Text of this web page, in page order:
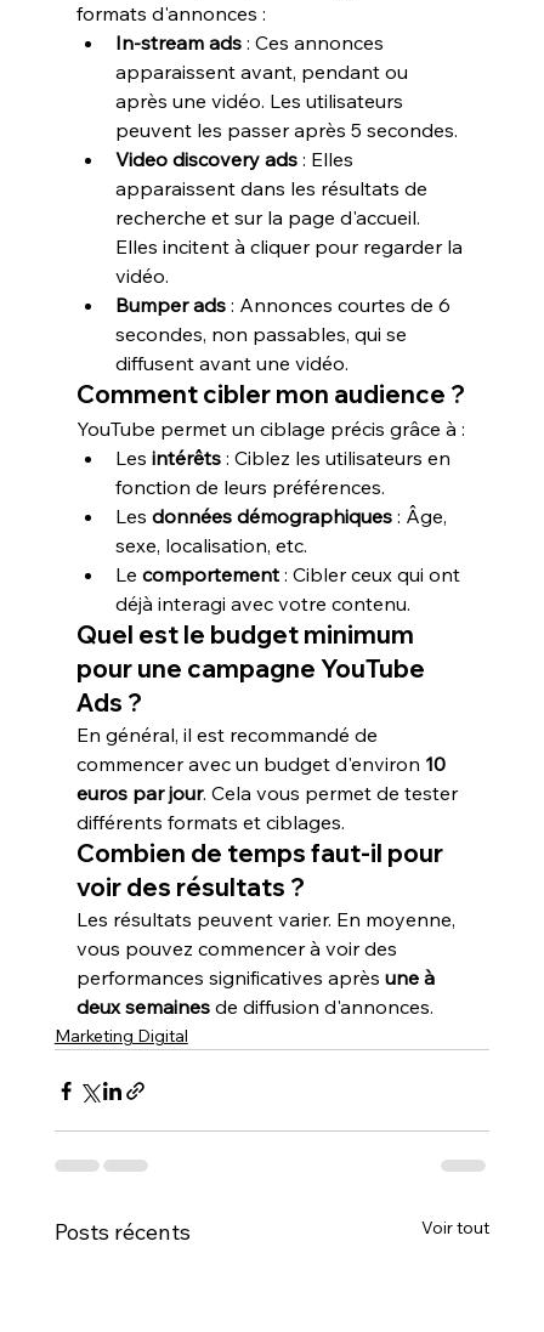
formats d'annonces :
In-stream ads : Ces annonces
apparaissent avant, pendant ou
après une vidéo. Les utilisateurs
peuvent les passer après 5 secondes.
Video discovery ads : Elles
apparaissent dans les résultats de
recherche et sur la page d'accueil.
Elles incitent à cliquer pour regarder la
vidéo.
Bumper ads : Annonces courtes de 6
secondes, non passables, qui se
diffusent avant une vidéo.
Comment cibler mon audience ?
YouTube permet un ciblage précis grâce à :
Les intérêts : Ciblez les utilisateurs en
fonction de leurs préférences.
Les données démographiques : Âge,
sexe, localisation, etc.
Le comportement : Cibler ceux qui ont
déjà interagi avec votre contenu.
Quel est le budget minimum
pour une campagne YouTube
Ads ?
En général, il est recommandé de
commencer avec un budget d'environ 10
euros par jour. Cela vous permet de tester
différents formats et ciblages.
Combien de temps faut-il pour
voir des résultats ?
Les résultats peuvent varier. En moyenne,
vous pouvez commencer à voir des
performances significatives après une à
deux semaines de diffusion d'annonces.
Marketing Digital
Posts récents Voir tout